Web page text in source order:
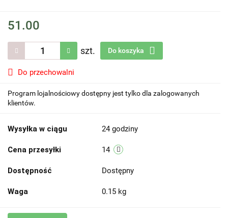
51.00
szt. Do koszyka
Do przechowalni
Program lojalnościowy dostępny jest tylko dla zalogowanych
klientów.
Wysyłka w ciągu 24 godziny
Cena przesyłki 14
Dostępność Dostępny
Waga 0.15 kg